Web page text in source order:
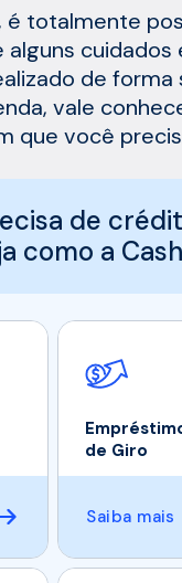
é totalmente
alguns
de
vale
que você
de
como a
de Giro
Saiba mais